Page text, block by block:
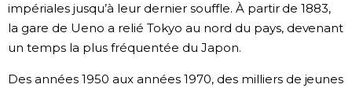
impériales jusqu’à leur dernier souffle. À partir de 1883,
la gare de Ueno a relié Tokyo au nord du pays, devenant
un temps la plus fréquentée du Japon.
Des années 1950 aux années 1970, des milliers de jeunes